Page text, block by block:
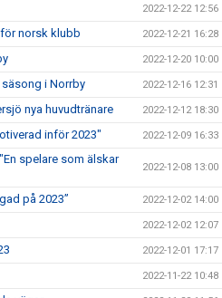
2022-12-22 12:56
norsk klubb 2022-12-21 16:28
2022-12-20 10:00
i Norrby 2022-12-16 12:31
nya huvudtränare 2022-12-12 18:30
inför 2023" 2022-12-09 16:33
spelare som älskar
2022-12-08 13:00
på 2023” 2022-12-02 14:00
2022-12-02 12:07
2022-12-01 17:17
2022-11-22 10:48